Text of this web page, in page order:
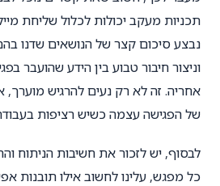
תכניות מעקב יכולות לכלול שליחת
נבצע סיכום קצר של הנושאים שדנו
וניצור חיבור טבוע בין הידע שהועבר
אחריה. זה לא רק נעים להרגיש
של הפגישה עצמה כשיש רציפות
לבסוף, יש לזכור את חשיבות הניתוח
כל מפגש, עלינו לחשוב אילו תובנות